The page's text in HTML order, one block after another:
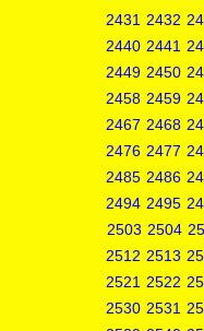
2431 2432
2440 2441
2449 2450
2458 2459
2467 2468
2476 2477
2485 2486
2494 2495
2503 2504
2512 2513
2521 2522
2530 2531